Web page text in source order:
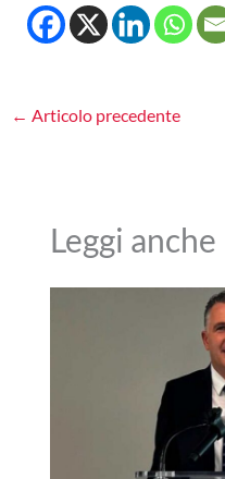
← Articolo precedente
Leggi anche